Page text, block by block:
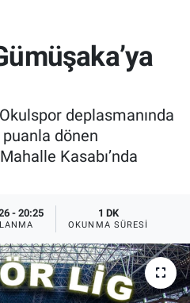
deplasmanında
dönen
Kasabı’nda
- 20:25 1 DK
OKUNMA SÜRESI